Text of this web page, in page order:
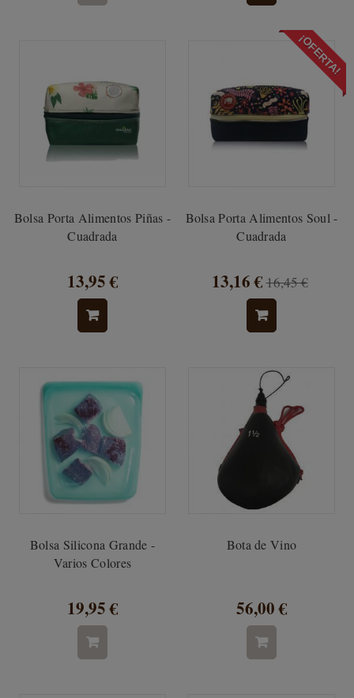
Bolsa Porta Alimentos Piñas -
Cuadrada
13,95 €
¡OFERTA!
Bolsa Porta Alimentos Soul -
Cuadrada
13,16 €16,45 €
Bolsa Silicona Grande -
Varios Colores
19,95 €
Bota de Vino
56,00 €